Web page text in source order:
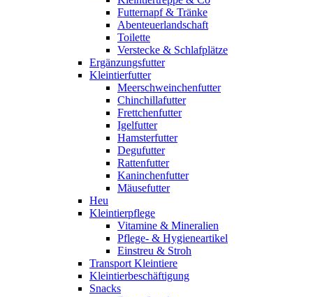
Futternapf & Tränke
Abenteuerlandschaft
Toilette
Verstecke & Schlafplätze
Ergänzungsfutter
Kleintierfutter
Meerschweinchenfutter
Chinchillafutter
Frettchenfutter
Igelfutter
Hamsterfutter
Degufutter
Rattenfutter
Kaninchenfutter
Mäusefutter
Heu
Kleintierpflege
Vitamine & Mineralien
Pflege- & Hygieneartikel
Einstreu & Stroh
Transport Kleintiere
Kleintierbeschäftigung
Snacks